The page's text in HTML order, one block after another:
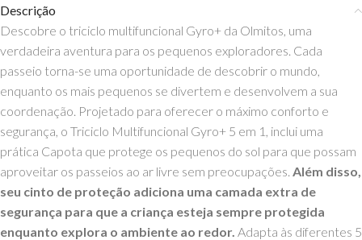
Descrição
Descobre o triciclo multifuncional Gyro+ da Olmitos, uma
verdadeira aventura para os pequenos exploradores. Cada
passeio torna-se uma oportunidade de descobrir o mundo,
enquanto os mais pequenos se divertem e desenvolvem a sua
coordenação. Projetado para oferecer o máximo conforto e
segurança, o Triciclo Multifuncional Gyro+ 5 em 1, inclui uma
prática Capota que protege os pequenos do sol para que possam
aproveitar os passeios ao ar livre sem preocupações. Além disso,
seu cinto de proteção adiciona uma camada extra de
segurança para que a criança esteja sempre protegida
enquanto explora o ambiente ao redor. Adapta às diferentes 5